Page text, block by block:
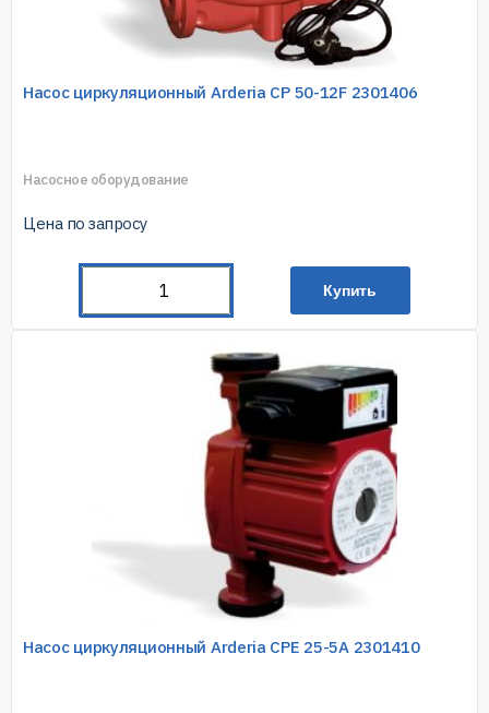
Насос циркуляционный Arderia CP 50-12F 2301406
Насосное оборудование
Цена по запросу
Купить
Насос циркуляционный Arderia CPE 25-5A 2301410